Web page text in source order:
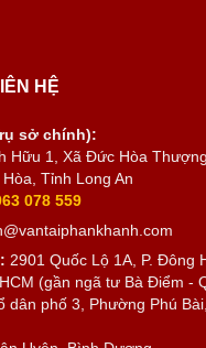
HỆ
sở chính):
Hữu 1, Xã Đức Hòa Thượng,
Tỉnh Long An
078 559
2901 Quốc Lộ 1A, P. Đông
(gần ngã tư Bà Điểm -
dân phố 3, Phường Phú